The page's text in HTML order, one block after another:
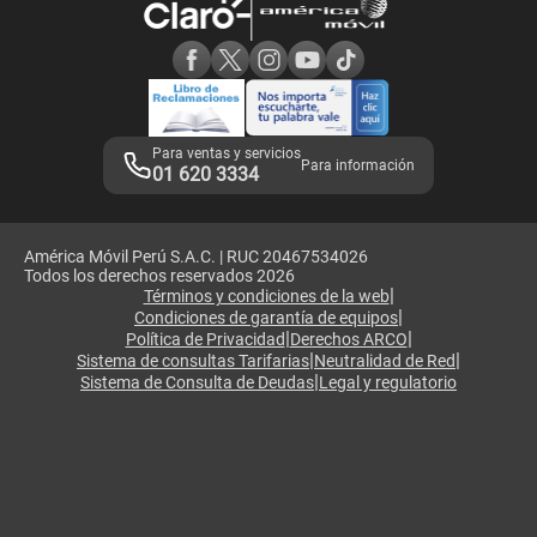
Adquirientes iPhone 6, 6S y SE
Mensaje de Seguridad
Términos y Condiciones de Tienda Claro
Libro de Reclamaciones
Legales de marketplace
Para ventas y servicios
01 620 3334 Para información
América Móvil Perú S.A.C. | RUC 20467534026
Todos los derechos reservados 2026
Términos y condiciones de la web|
Condiciones de garantía de equipos|
Política de Privacidad|Derechos ARCO|
Sistema de consultas Tarifarias|Neutralidad de Red|
Sistema de Consulta de Deudas|Legal y regulatorio